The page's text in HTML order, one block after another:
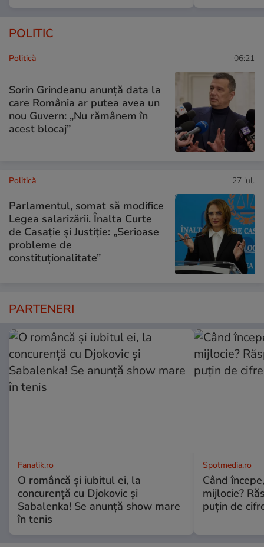
POLITIC
Politică 06:21
Sorin Grindeanu anunță data la
care România ar putea avea un
nou Guvern: „Nu rămânem în
acest blocaj”
Politică 27 iul.
Parlamentul, somat să modifice
Legea salarizării. Înalta Curte
de Casație și Justiție: „Serioase
probleme de
constituționalitate”
PARTENERI
Fanatik.ro
O româncă și iubitul ei, la
concurență cu Djokovic și
Sabalenka! Se anunță show mare
în tenis
Spotmedia.ro
Când
mijlocie?
puțin de